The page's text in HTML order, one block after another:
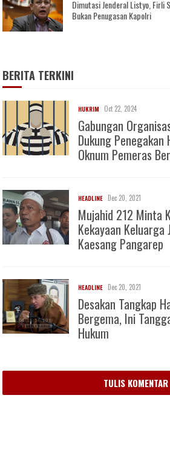
Dimutasi Jenderal Listyo, Firli
Bukan Penugasan Kapolri
BERITA TERKINI
HUKRIM Oct 22, 2024
Gabungan
Dukung Penegakan
Oknum Pemeras
HEADLINE Dec 20, 2021
Mujahid 212 Minta
Kekayaan Keluarga
Kaesang Pangarep
HEADLINE Dec 20, 2021
Desakan Tangkap
Bergema, Ini
Hukum
TULIS KOMENTAR